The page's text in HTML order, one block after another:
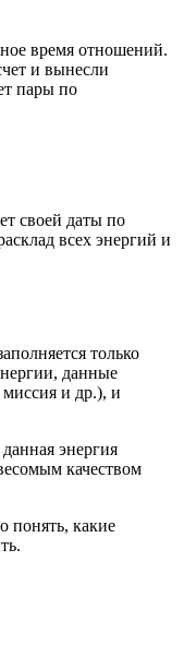
время отношений.
и вынесли
пары по
своей даты по
всех энергий и
только
данные
и др.), и
энергия
качеством
понять, какие